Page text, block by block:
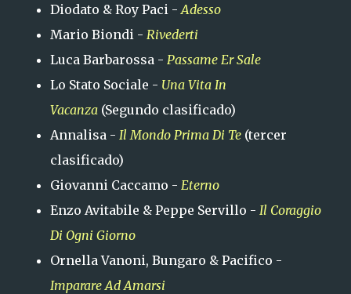
Diodato & Roy Paci -Adesso
Mario Biondi - Rivederti
Luca Barbarossa - Passame Er Sale
Lo Stato Sociale - Una Vita In
Vacanza (Segundo clasificado)
Annalisa - Il Mondo Prima Di Te (tercer
clasificado)
Giovanni Caccamo - Eterno
Enzo Avitabile & Peppe Servillo - Il Coraggio
Di Ogni Giorno
Ornella Vanoni, Bungaro & Pacifico -
Imparare Ad Amarsi